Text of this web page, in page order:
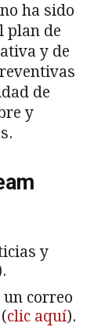
ha sido
plan de
y de
de
y
y
un correo
clic aquí).